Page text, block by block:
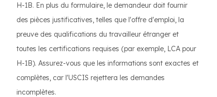
H-1B. En plus du formulaire, le demandeur doit fournir
des pièces justificatives, telles que l'offre d'emploi, la
preuve des qualifications du travailleur étranger et
toutes les certifications requises (par exemple, LCA pour
H-1B). Assurez-vous que les informations sont exactes et
complètes, car l'USCIS rejettera les demandes
incomplètes.